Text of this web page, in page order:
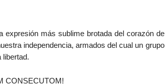
expresión más sublime brotada del corazón de
independencia, armados del cual un grupo
libertad.
CONSECUTOM!